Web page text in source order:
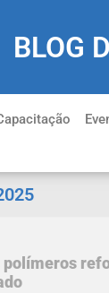
BLOG
polímeros